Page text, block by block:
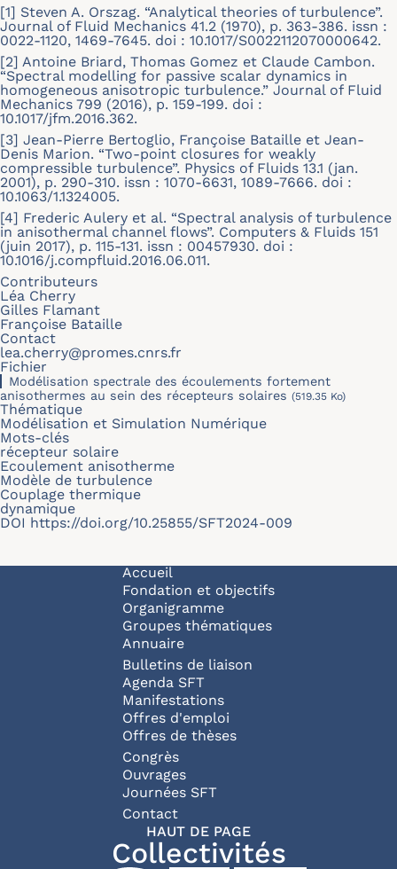
[1] Steven A. Orszag. “Analytical theories of turbulence”.
Journal of Fluid Mechanics 41.2 (1970), p. 363-386. issn :
0022-1120, 1469-7645. doi : 10.1017/S0022112070000642.
[2] Antoine Briard, Thomas Gomez et Claude Cambon.
“Spectral modelling for passive scalar dynamics in
homogeneous anisotropic turbulence.” Journal of Fluid
Mechanics 799 (2016), p. 159-199. doi :
10.1017/jfm.2016.362.
[3] Jean-Pierre Bertoglio, Françoise Bataille et Jean-
Denis Marion. “Two-point closures for weakly
compressible turbulence”. Physics of Fluids 13.1 (jan.
2001), p. 290-310. issn : 1070-6631, 1089-7666. doi :
10.1063/1.1324005.
[4] Frederic Aulery et al. “Spectral analysis of turbulence
in anisothermal channel flows”. Computers & Fluids 151
(juin 2017), p. 115-131. issn : 00457930. doi :
10.1016/j.compfluid.2016.06.011.
Contributeurs
Léa Cherry
Gilles Flamant
Françoise Bataille
Contact
lea.cherry@promes.cnrs.fr
Fichier
Modélisation spectrale des écoulements fortement
anisothermes au sein des récepteurs solaires (519.35 Ko)
Thématique
Modélisation et Simulation Numérique
Mots-clés
récepteur solaire
Ecoulement anisotherme
Modèle de turbulence
Couplage thermique
dynamique
DOI https://doi.org/10.25855/SFT2024-009
Navigation principale
Accueil
Fondation et objectifs
Organigramme
Groupes thématiques
Annuaire
Bulletins de liaison
Agenda SFT
Manifestations
Offres d'emploi
Offres de thèses
Congrès
Ouvrages
Journées SFT
Pied de page
Contact
HAUT DE PAGE
Collectivités